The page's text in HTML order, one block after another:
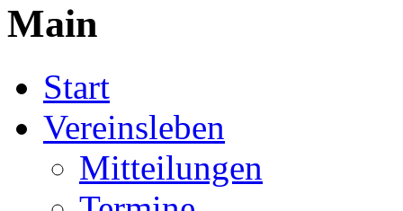
Main
Start
Vereinsleben
Mitteilungen